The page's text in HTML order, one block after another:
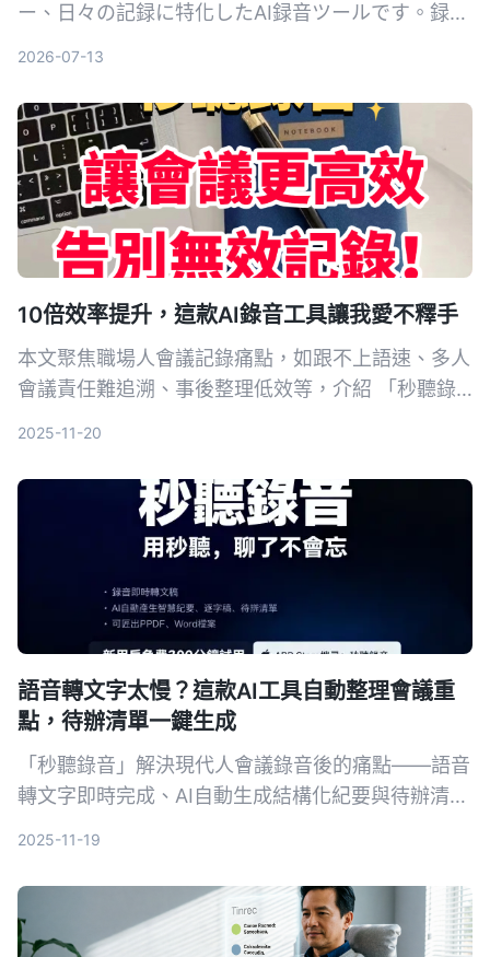
ー、日々の記録に特化したAI録音ツールです。録音
まで自動で...
2026-07-13
10倍效率提升，這款AI錄音工具讓我愛不釋手
本文聚焦職場人會議記錄痛點，如跟不上語速、多人
會議責任難追溯、事後整理低效等，介紹 「秒聽錄
效率，助用戶快速生成會議效率，節省時間，讓會議
紀要產出價值。
2025-11-20
語音轉文字太慢？這款AI工具自動整理會議重
點，待辦清單一鍵生成
「秒聽錄音」解決現代人會議錄音後的痛點——語音
轉文字即時完成、AI自動生成結構化紀要與待辦清
溝通等場景，提供無廣告、免費試用的實用解決方
案。
2025-11-19